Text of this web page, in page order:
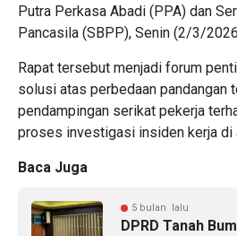
Putra Perkasa Abadi (PPA) dan
Pancasila (SBPP), Senin (2/3/
Rapat tersebut menjadi forum
solusi atas perbedaan pandangan
pendampingan serikat pekerja
proses investigasi insiden kerja di
Baca Juga
5 bulan lalu
DPRD Tanah